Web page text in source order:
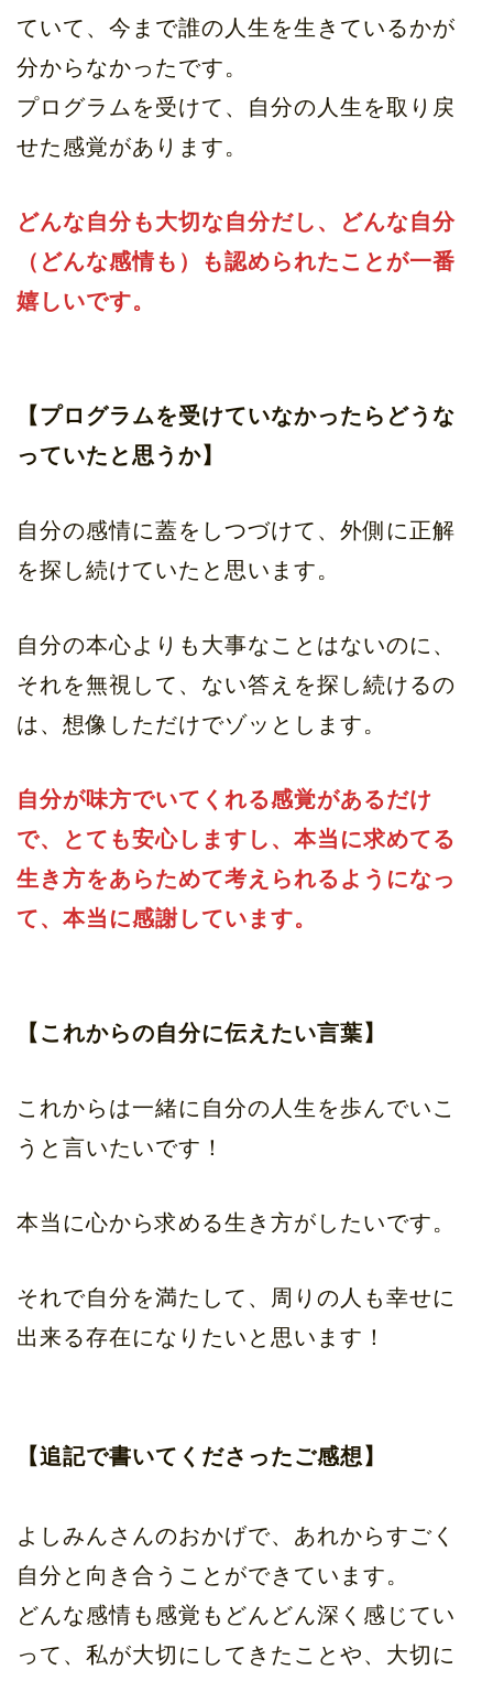
ていて、今まで誰の人生を生きているかが
分からなかったです。
プログラムを受けて、自分の人生を取り戻
せた感覚があります。
どんな自分も大切な自分だし、どんな自分
（どんな感情も）も認められたことが一番
嬉しいです。
【プログラムを受けていなかったらどうな
っていたと思うか】
自分の感情に蓋をしつづけて、外側に正解
を探し続けていたと思います。
自分の本心よりも大事なことはないのに、
それを無視して、ない答えを探し続けるの
は、想像しただけでゾッとします。
自分が味方でいてくれる感覚があるだけ
で、とても安心しますし、本当に求めてる
生き方をあらためて考えられるようになっ
て、本当に感謝しています。
【これからの自分に伝えたい言葉】
これからは一緒に自分の人生を歩んでいこ
うと言いたいです！
本当に心から求める生き方がしたいです。
それで自分を満たして、周りの人も幸せに
出来る存在になりたいと思います！
【追記で書いてくださったご感想】
よしみんさんのおかげで、あれからすごく
自分と向き合うことができています。
どんな感情も感覚もどんどん深く感じてい
って、私が大切にしてきたことや、大切に